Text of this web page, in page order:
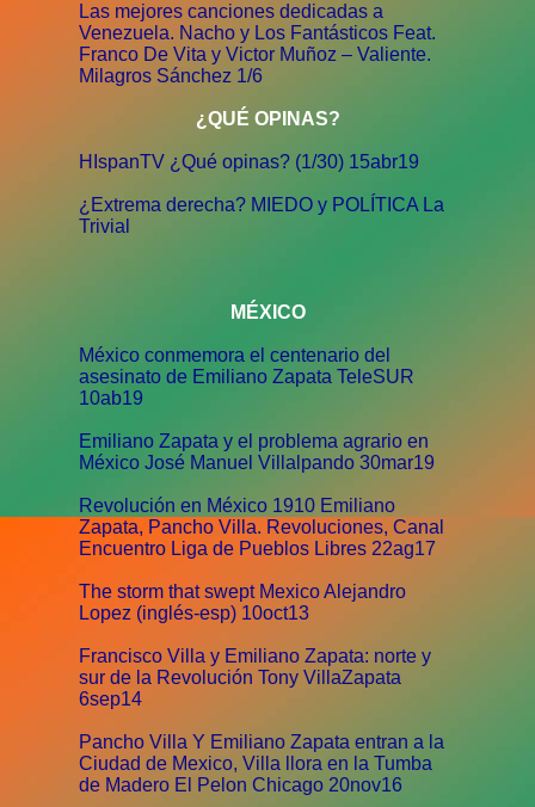
Las mejores canciones dedicadas a
Venezuela. Nacho y Los Fantásticos Feat.
Franco De Vita y Victor Muñoz – Valiente.
Milagros Sánchez 1/6
¿QUÉ OPINAS?
HIspanTV ¿Qué opinas? (1/30) 15abr19
¿Extrema derecha? MIEDO y POLÍTICA La
Trivial
MÉXICO
México conmemora el centenario del
asesinato de Emiliano Zapata TeleSUR
10ab19
Emiliano Zapata y el problema agrario en
México José Manuel Villalpando 30mar19
Revolución en México 1910 Emiliano
Zapata, Pancho Villa. Revoluciones, Canal
Encuentro Liga de Pueblos Libres 22ag17
The storm that swept Mexico Alejandro
Lopez (inglés-esp) 10oct13
Francisco Villa y Emiliano Zapata: norte y
sur de la Revolución Tony VillaZapata
6sep14
Pancho Villa Y Emiliano Zapata entran a la
Ciudad de Mexico, Villa llora en la Tumba
de Madero El Pelon Chicago 20nov16